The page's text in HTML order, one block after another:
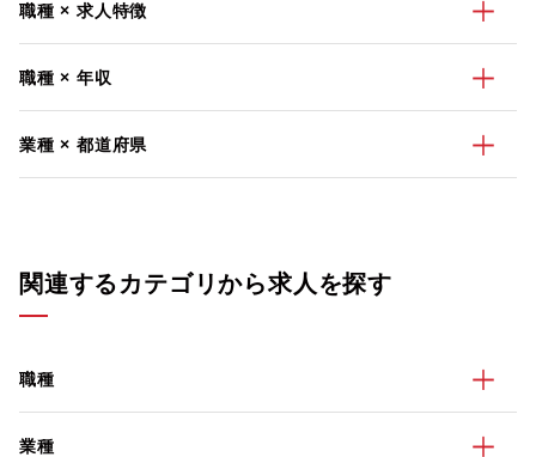
職種 × 求人特徴
職種 × 年収
業種 × 都道府県
関連するカテゴリから求人を探す
職種
業種